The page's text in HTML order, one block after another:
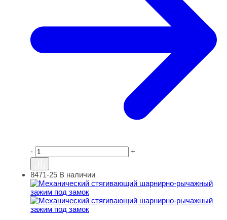
- +
Механический стягивающий шарнирно-рычажный
8471-25 В наличии